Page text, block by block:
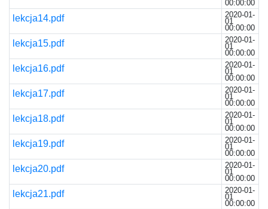
00:00:00
lekcja14.pdf 2020-01-
01
00:00:00
lekcja15.pdf 2020-01-
01
00:00:00
lekcja16.pdf 2020-01-
01
00:00:00
lekcja17.pdf 2020-01-
01
00:00:00
lekcja18.pdf 2020-01-
01
00:00:00
lekcja19.pdf 2020-01-
01
00:00:00
lekcja20.pdf 2020-01-
01
00:00:00
lekcja21.pdf 2020-01-
01
00:00:00